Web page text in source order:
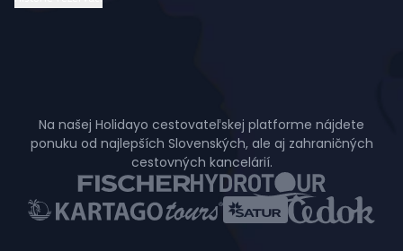
Na našej Holidayo cestovateľskej platforme nájdete
ponuku od najlepších Slovenských, ale aj zahraničných
cestovných kancelárií.